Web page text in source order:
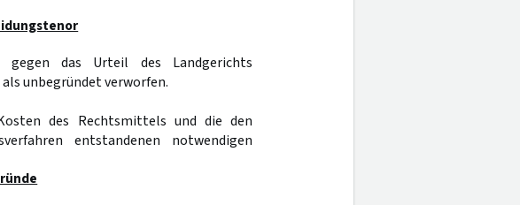
gegen das Urteil des Landgerichts
unbegründet verworfen.
des Rechtsmittels und die den
entstandenen notwendigen